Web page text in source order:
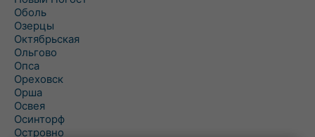
Оболь
Озерцы
Октябрьская
Ольгово
Опса
Ореховск
Орша
Освея
Осинторф
Островно